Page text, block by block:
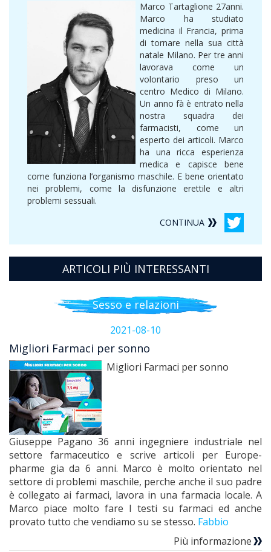
Marco Tartaglione 27anni.
Marco ha studiato
medicina il Francia, prima
di tornare nella sua città
natale Milano. Per tre anni
lavorava come un
volontario preso un
centro Medico di Milano.
Un anno fà è entrato nella
nostra squadra dei
farmacisti, come un
esperto dei articoli. Marco
ha una ricca esperienza
medica e capisce bene
come funziona l’organismo maschile. E bene orientato
nei problemi, come la disfunzione erettile e altri
problemi sessuali.
CONTINUA
ARTICOLI PIÙ INTERESSANTI
Sesso e relazioni
2021-08-10
Migliori Farmaci per sonno
Migliori Farmaci per sonno
Giuseppe Pagano 36 anni ingegniere industriale nel
settore farmaceutico e scrive articoli per Europe-
pharme gia da 6 anni. Marco è molto orientato nel
settore di problemi maschile, perche anche il suo padre
è collegato ai farmaci, lavora in una farmacia locale. A
Marco piace molto fare I testi su farmaci ed anche
provato tutto che vendiamo su se stesso. Fabbio
Più informazione